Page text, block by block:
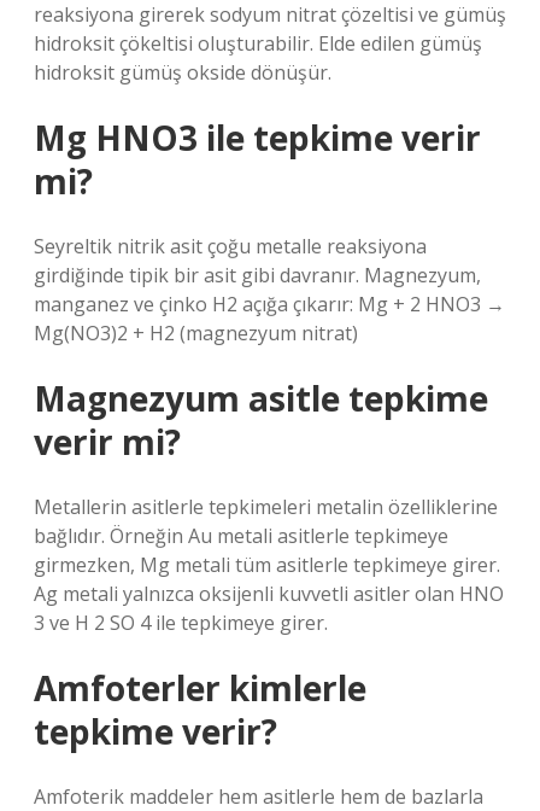
reaksiyona girerek sodyum nitrat çözeltisi ve gümüş
hidroksit çökeltisi oluşturabilir. Elde edilen gümüş
hidroksit gümüş okside dönüşür.
Mg HNO3 ile tepkime verir
mi?
Seyreltik nitrik asit çoğu metalle reaksiyona
girdiğinde tipik bir asit gibi davranır. Magnezyum,
manganez ve çinko H2 açığa çıkarır: Mg + 2 HNO3 →
Mg(NO3)2 + H2 (magnezyum nitrat)
Magnezyum asitle tepkime
verir mi?
Metallerin asitlerle tepkimeleri metalin özelliklerine
bağlıdır. Örneğin Au metali asitlerle tepkimeye
girmezken, Mg metali tüm asitlerle tepkimeye girer.
Ag metali yalnızca oksijenli kuvvetli asitler olan HNO
3 ve H 2 SO 4 ile tepkimeye girer.
Amfoterler kimlerle
tepkime verir?
Amfoterik maddeler hem asitlerle hem de bazlarla